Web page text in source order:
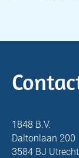
1848 B.V.
Daltonlaan 200
3584 BJ Utrecht